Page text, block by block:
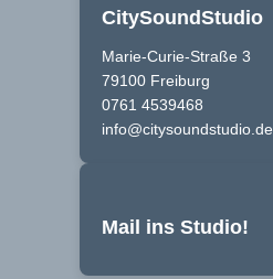
CitySoundStudio
Marie-Curie-Straße 3
79100 Freiburg
0761 4539468
info@citysoundstudio.de
Mail ins Studio!